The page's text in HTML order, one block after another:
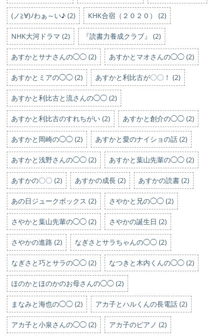
(ノ≧∀)ﾉわぁ～い♪ (2) KHK合宿（２０２０） (2)
NHK大河ドラマ (2) 『読書力養成クラブ』 (2)
あすかとサナさんの◯◯ (2) あすかとマオさんの◯◯ (2)
あすかとミアの◯◯ (2) あすかと利比古が〇〇！ (2)
あすかと利比古と流さんの◯◯ (2)
あすかと利比古のすれちがい (2) あすかと創介の◯◯ (2)
あすかと岡崎の◯◯ (2) あすかと愛のナイショの話 (2)
あすかと浅野さんの◯◯ (2) あすかと葉山先輩の◯◯ (2)
あすかの〇〇 (2) あすかの成長 (2) あすかの読書 (2)
あの日ジュークボックス (2) さやかと兄の◯◯ (2)
さやかと葉山先輩の◯◯ (2) さやかの誕生日 (2)
さやかの進路 (2) なぎさとサラちゃんの◯◯ (2)
なぎさと巧とサラの◯◯ (2) なつきと木内くんの◯◯ (2)
ほのかとほのかのお母さんの◯◯ (2)
まなみと海也の◯◯ (2) アカ子とハルくんの長電話 (2)
アカ子と小泉さんの◯◯ (2) アカ子のピアノ (2)